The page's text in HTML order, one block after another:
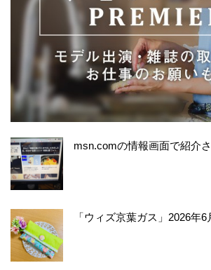
msn.comの情報画面で紹介さ
「ウィズ京葉ガス」2026年